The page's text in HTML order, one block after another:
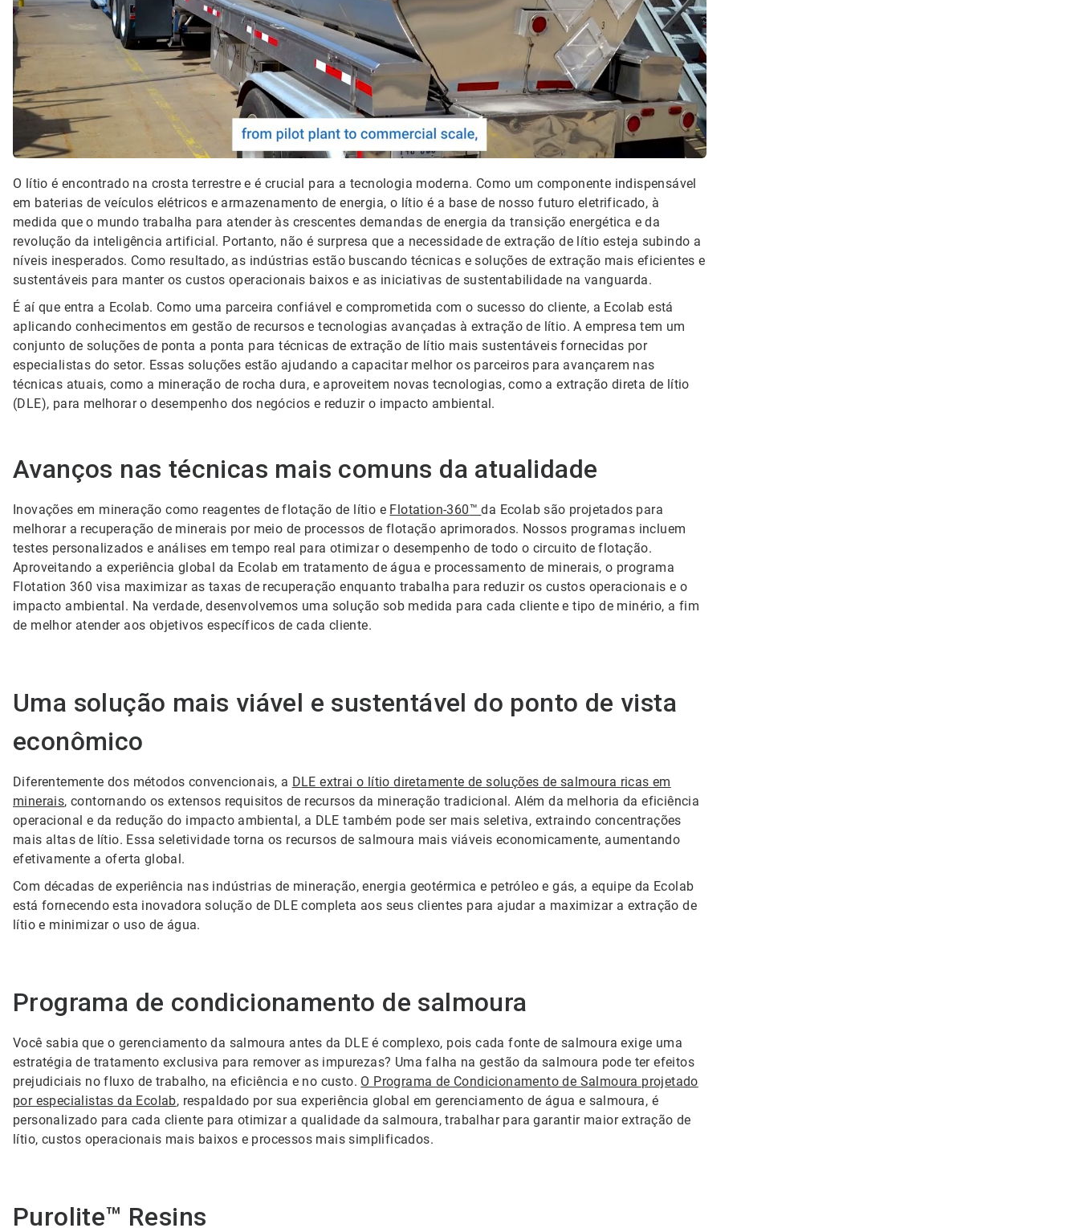
O lítio é encontrado na crosta terrestre e é crucial para a tecnologia moderna. Como um componente indispensável
em baterias de veículos elétricos e armazenamento de energia, o lítio é a base de nosso futuro eletrificado, à
medida que o mundo trabalha para atender às crescentes demandas de energia da transição energética e da
revolução da inteligência artificial. Portanto, não é surpresa que a necessidade de extração de lítio esteja subindo a
níveis inesperados. Como resultado, as indústrias estão buscando técnicas e soluções de extração mais eficientes e
sustentáveis para manter os custos operacionais baixos e as iniciativas de sustentabilidade na vanguarda.
É aí que entra a Ecolab. Como uma parceira confiável e comprometida com o sucesso do cliente, a Ecolab está
aplicando conhecimentos em gestão de recursos e tecnologias avançadas à extração de lítio. A empresa tem um
conjunto de soluções de ponta a ponta para técnicas de extração de lítio mais sustentáveis fornecidas por
especialistas do setor. Essas soluções estão ajudando a capacitar melhor os parceiros para avançarem nas
técnicas atuais, como a mineração de rocha dura, e aproveitem novas tecnologias, como a extração direta de lítio
(DLE), para melhorar o desempenho dos negócios e reduzir o impacto ambiental.
Avanços nas técnicas mais comuns da atualidade
Inovações em mineração como reagentes de flotação de lítio e Flotation-360™ da Ecolab são projetados para
melhorar a recuperação de minerais por meio de processos de flotação aprimorados. Nossos programas incluem
testes personalizados e análises em tempo real para otimizar o desempenho de todo o circuito de flotação.
Aproveitando a experiência global da Ecolab em tratamento de água e processamento de minerais, o programa
Flotation 360 visa maximizar as taxas de recuperação enquanto trabalha para reduzir os custos operacionais e o
impacto ambiental. Na verdade, desenvolvemos uma solução sob medida para cada cliente e tipo de minério, a fim
de melhor atender aos objetivos específicos de cada cliente.
Uma solução mais viável e sustentável do ponto de vista
econômico
Diferentemente dos métodos convencionais, a DLE extrai o lítio diretamente de soluções de salmoura ricas em
minerais, contornando os extensos requisitos de recursos da mineração tradicional. Além da melhoria da eficiência
operacional e da redução do impacto ambiental, a DLE também pode ser mais seletiva, extraindo concentrações
mais altas de lítio. Essa seletividade torna os recursos de salmoura mais viáveis economicamente, aumentando
efetivamente a oferta global.
Com décadas de experiência nas indústrias de mineração, energia geotérmica e petróleo e gás, a equipe da Ecolab
está fornecendo esta inovadora solução de DLE completa aos seus clientes para ajudar a maximizar a extração de
lítio e minimizar o uso de água.
Programa de condicionamento de salmoura
Você sabia que o gerenciamento da salmoura antes da DLE é complexo, pois cada fonte de salmoura exige uma
estratégia de tratamento exclusiva para remover as impurezas? Uma falha na gestão da salmoura pode ter efeitos
prejudiciais no fluxo de trabalho, na eficiência e no custo. O Programa de Condicionamento de Salmoura projetado
por especialistas da Ecolab, respaldado por sua experiência global em gerenciamento de água e salmoura, é
personalizado para cada cliente para otimizar a qualidade da salmoura, trabalhar para garantir maior extração de
lítio, custos operacionais mais baixos e processos mais simplificados.
Purolite™ Resins